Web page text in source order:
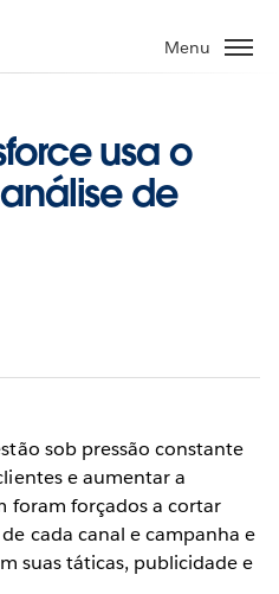
Menu
usa o
de
sob pressão constante
e aumentar a
foram forçados a cortar
cada canal e campanha e
suas táticas, publicidade e